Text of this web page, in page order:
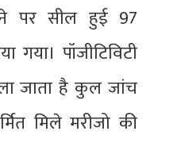
पर सील हुई 97
गया। पॉजीटिविटी
जाता है कुल जांच
मिले मरीजो की